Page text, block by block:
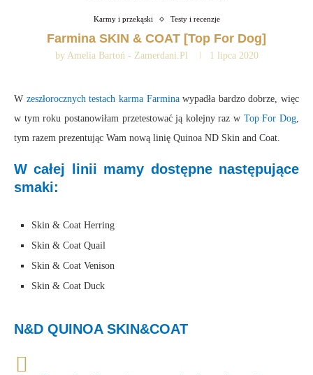
Karmy i przekąski Testy i recenzje
Farmina SKIN & COAT [Top For Dog]
by Amelia Bartoń - Zamerdani.pl 1 lipca 2020
W zeszłorocznych testach karma Farmina wypadła bardzo dobrze, więc
w tym roku postanowiłam przetestować ją kolejny raz w Top For Dog,
tym razem prezentując Wam nową linię Quinoa ND Skin and Coat.
W całej linii mamy dostępne następujące
smaki:
Skin & Coat Herring
Skin & Coat Quail
Skin & Coat Venison
Skin & Coat Duck
N&D QUINOA SKIN&COAT